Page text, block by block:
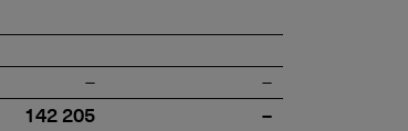
– –
142 205 –